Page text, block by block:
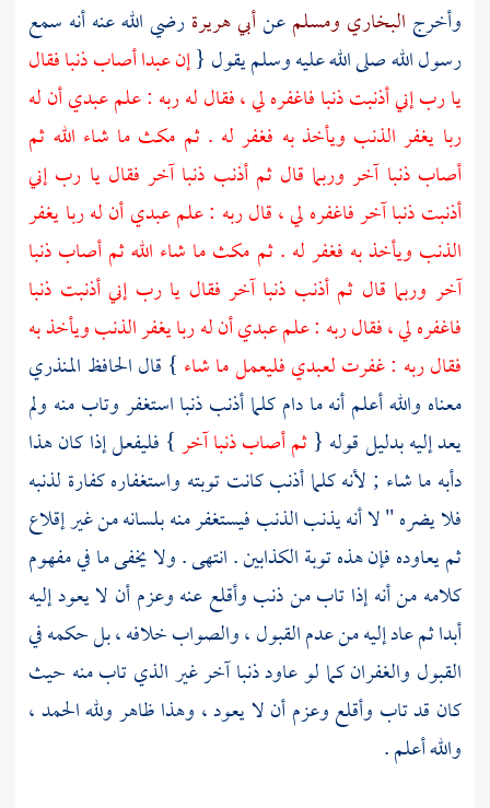
وأخرج البخاري ومسلمعنأبي هريرةرضي الله عنه أنه سمع
رسول الله صلى الله عليه وسلم يقول {إن عبدا أصاب ذنبا فقال
يا رب إني أذنبت ذنبا فاغفره لي ، فقال له ربه : علم عبدي أن له
ربا يغفر الذنب ويأخذ به فغفر له . ثم مكث ما شاء الله ثم
أصاب ذنبا آخر وربما قال ثم أذنب ذنبا آخر فقال يا رب إني
أذنبت ذنبا آخر فاغفره لي ، قال ربه : علم عبدي أن له ربا يغفر
الذنب ويأخذ به فغفر له . ثم مكث ما شاء الله ثم أصاب ذنبا
آخر وربما قال ثم أذنب ذنبا آخر فقال يا رب إني أذنبت ذنبا
فاغفره لي ، فقال ربه : علم عبدي أن له ربا يغفر الذنب ويأخذ به
فقال ربه : غفرت لعبدي فليعمل ما شاء } قالالحافظ المنذري
معناه والله أعلم أنه ما دام كلما أذنب ذنبا استغفر وتاب منه ولم
يعد إليه بدليل قوله {ثم أصاب ذنبا آخر} فليفعل إذا كان هذا
دأبه ما شاء ; لأنه كلما أذنب كانت توبته واستغفاره كفارة لذنبه
فلا يضره " لا أنه يذنب الذنب فيستغفر منه بلسانه من غير إقلاع
ثم يعاوده فإن هذه توبة الكذابين . انتهى . ولا يخفى ما في مفهوم
كلامه من أنه إذا تاب من ذنب وأقلع عنه وعزم أن لا يعود إليه
أبدا ثم عاد إليه من عدم القبول ، والصواب خلافه ، بل حكمه في
القبول والغفران كما لو عاود ذنبا آخر غير الذي تاب منه حيث
كان قد تاب وأقلع وعزم أن لا يعود ، وهذا ظاهر ولله الحمد ،
والله أعلم .